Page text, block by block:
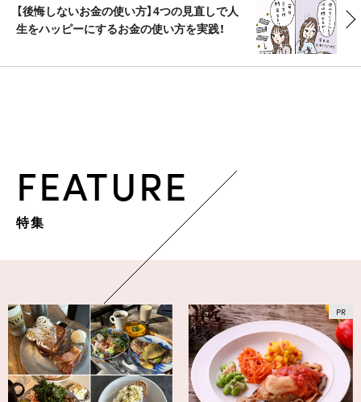
【後悔しないお金の使い方】4つの見直しで人
生をハッピーにするお金の使い方を実践！
FEATURE
特集